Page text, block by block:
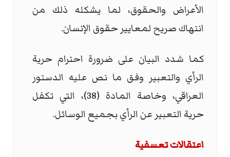
الأعراض والحقوق، لما يشكله ذلك من
انتهاك صريح لمعايير حقوق الإنسان.
كما شدد البيان على ضرورة احترام حرية
الرأي والتعبير وفق ما نص عليه الدستور
العراقي، وخاصة المادة (38)، التي تكفل
حرية التعبير عن الرأي بجميع الوسائل.
اعتقالات تعسفية